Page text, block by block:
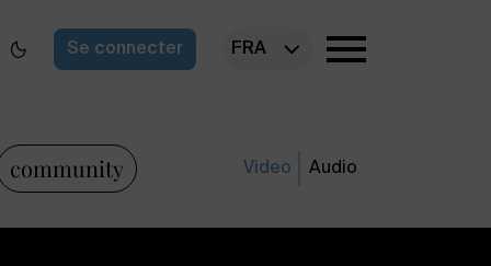
Se connecter FRA
community Video Audio